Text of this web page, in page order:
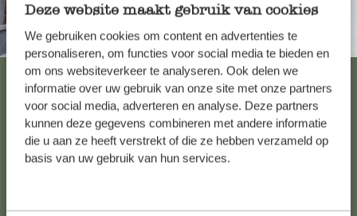
Deze website maakt gebruik van cookies
We gebruiken cookies om content en advertenties te
personaliseren, om functies voor social media te bieden en
om ons websiteverkeer te analyseren. Ook delen we
informatie over uw gebruik van onze site met onze partners
voor social media, adverteren en analyse. Deze partners
kunnen deze gegevens combineren met andere informatie
die u aan ze heeft verstrekt of die ze hebben verzameld op
basis van uw gebruik van hun services.
Altijd in de buurt
Bekijk alle 62 winkels
Klantenservice